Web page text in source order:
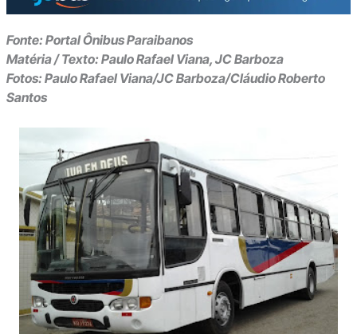
Fonte: Portal Ônibus Paraibanos
Matéria / Texto: Paulo Rafael Viana, JC Barboza
Fotos: Paulo Rafael Viana/JC Barboza/Cláudio Roberto
Santos